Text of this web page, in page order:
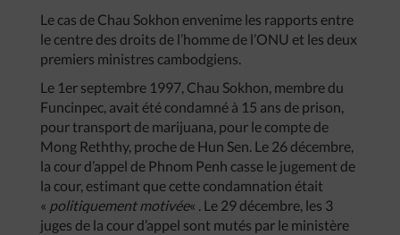
Le cas de Chau Sokhon envenime les rapports entre
le centre des droits de l’homme de l’ONU et les deux
premiers ministres cambodgiens.
Le 1er septembre 1997, Chau Sokhon, membre du
Funcinpec, avait été condamné à 15 ans de prison,
pour transport de marijuana, pour le compte de
Mong Reththy, proche de Hun Sen. Le 26 décembre,
la cour d’appel de Phnom Penh casse le jugement de
la cour, estimant que cette condamnation était
« politiquement motivée« . Le 29 décembre, les 3
juges de la cour d’appel sont mutés par le ministère